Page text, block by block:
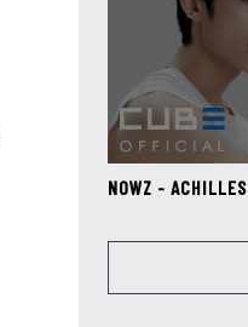
NOWZ - ACHILLES